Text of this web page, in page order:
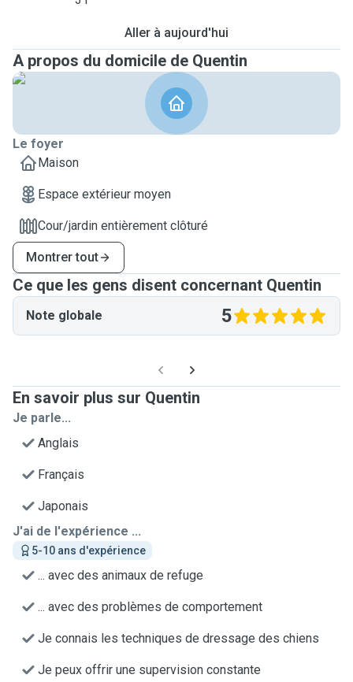
Aller à aujourd'hui
A propos du domicile de Quentin
Le foyer
Maison
Espace extérieur moyen
Cour/jardin entièrement clôturé
Montrer tout
Ce que les gens disent concernant Quentin
Note globale 5
En savoir plus sur Quentin
Je parle...
Anglais
Français
Japonais
J'ai de l'expérience ...
5-10 ans d'expérience
... avec des animaux de refuge
... avec des problèmes de comportement
Je connais les techniques de dressage des chiens
Je peux offrir une supervision constante